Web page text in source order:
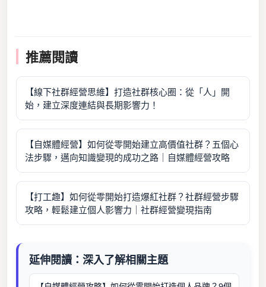
推薦閱讀
【線下社群經營思維】打造社群核心圈：從「人」開
始，建立深度連結與長期影響力！
【自媒體經營】如何從零開始建立高價值社群？五個心
法步驟，邁向知識變現的成功之路｜自媒體經營攻略
【打工趣】如何從零開始打造爆紅社群？社群經營步驟
攻略，輕鬆建立個人影響力｜社群經營變現指南
延伸閱讀：深入了解相關主題